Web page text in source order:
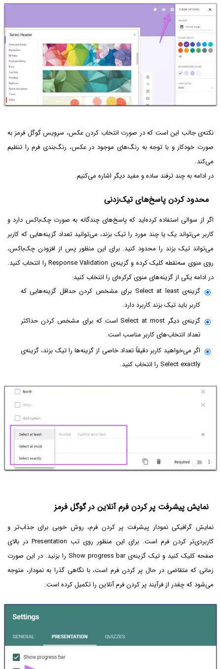
نکته‌ی جالب این است که در صورت انتخاب کردن عکس، سرویس گوگل فرمز به
صورت خودکار و با توجه به رنگ‌های موجود در عکس، رنگ‌بندی فرم را تنظیم
می‌کند.
در ادامه به چند ترفند ساده و مفید دیگر اشاره می‌کنیم.
محدود کردن پاسخ‌های تیک‌زدنی
اگر از سوالی استفاده کرده‌اید که پاسخ‌های چندگانه به صورت چک‌باکس دارد و
کاربر می‌تواند یک یا چند مورد را تیک بزند، می‌توانید تعداد گزینه‌هایی که کاربر
می‌تواند تیک بزند را محدود کنید. برای این منظور پس از افزودن چک‌باکس،
روی منوی سه‌نقطه کلیک کرده و گزینه‌ی Response Validation را انتخاب کنید.
در ادامه یکی از گزینه‌های منوی کرکره‌ای را انتخاب کنید:
گزینه‌ی Select at least برای مشخص کردن حداقل گزینه‌هایی که
کاربر باید تیک بزند کاربرد دارد.
گزینه‌ی دیگر Select at most است که برای مشخص کردن حداکثر
تعداد انتخاب‌های کاربر مناسب است.
اگر می‌خواهید کاربر دقیقاً تعداد خاصی از گزینه‌ها را تیک بزند، گزینه‌ی
Select exactly را انتخاب کنید.
نمایش پیشرفت پر کردن فرم آنلاین در گوگل فرمز
نمایش گرافیکی نمودار پیشرفت پر کردن فرم، روش خوبی برای جذاب‌تر و
کاربردی‌تر کردن فرم است. برای این منظور روی تب Presentation در بالای
صفحه کلیک کنید و تیک گزینه‌ی Show progress bar را بزنید. در این صورت
زمانی که متقاضی در حال پر کردن فرم است، با نگاهی گذرا به نمودار، متوجه
می‌شود که چقدر از فرآیند پر کردن فرم آنلاین را تکمیل کرده است.